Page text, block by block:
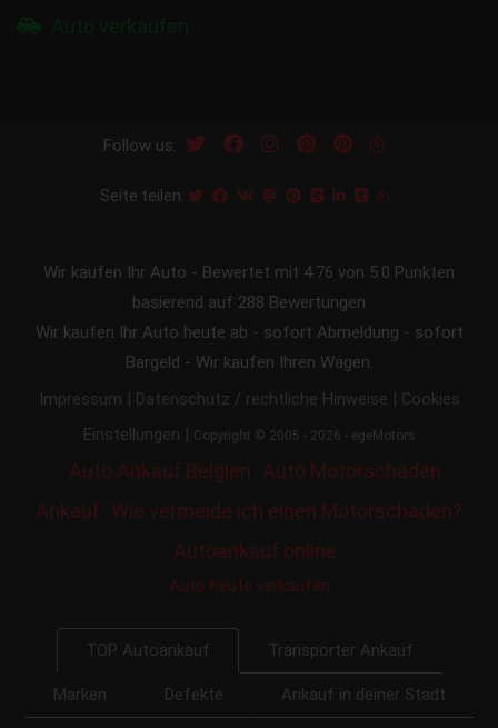
Follow us:
Seite teilen:
Wir kaufen Ihr Auto - Bewertet mit 4.76 von 5.0 Punkten
basierend auf 288 Bewertungen
Wir kaufen Ihr Auto heute ab - sofort Abmeldung - sofort
Bargeld - Wir kaufen Ihren Wagen.
Impressum | Datenschutz / rechtliche Hinweise | Cookies
Einstellungen | Copyright © 2005 - 2026 - egeMotors
Auto Ankauf Belgien
Auto Motorschaden
Ankauf Wie vermeide ich einen Motorschaden?
Autoankauf online
Auto heute verkaufen
TOP Autoankauf Transporter Ankauf
Marken Defekte Ankauf in deiner Stadt